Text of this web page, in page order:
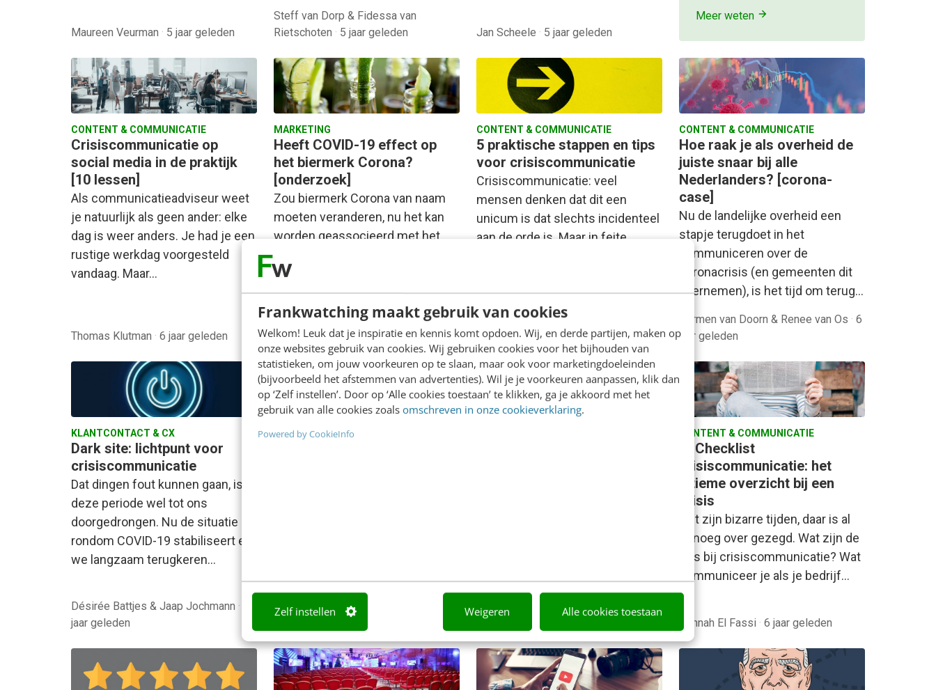
Frankwatching maakt gebruik van cookies
Welkom! Leuk dat je inspiratie en kennis komt opdoen. Wij, en derde partijen, maken op
onze websites gebruik van cookies. Wij gebruiken cookies voor het bijhouden van
statistieken, om jouw voorkeuren op te slaan, maar ook voor marketingdoeleinden
(bijvoorbeeld het afstemmen van advertenties). Wil je je voorkeuren aanpassen, klik dan
op ‘Zelf instellen’. Door op ‘Alle cookies toestaan’ te klikken, ga je akkoord met het
gebruik van alle cookies zoals omschreven in onze cookieverklaring.
Powered by CookieInfo
Zelf instellen Weigeren Alle cookies toestaan
Maureen Veurman · 5 jaar geleden
Steff van Dorp & Fidessa van
Rietschoten · 5 jaar geleden Jan Scheele · 5 jaar geleden
Meer weten
CONTENT & COMMUNICATIE
Crisiscommunicatie op
social media in de praktijk
[10 lessen]
Als communicatieadviseur weet
je natuurlijk als geen ander: elke
dag is weer anders. Je had je een
rustige werkdag voorgesteld
vandaag. Maar…
Thomas Klutman · 6 jaar geleden
MARKETING
Heeft COVID-19 effect op
het biermerk Corona?
[onderzoek]
Zou biermerk Corona van naam
moeten veranderen, nu het kan
worden geassocieerd met het
bezighoudt.…
Jorge Labadie & Ileen Bouw· 6 jaar
geleden
CONTENT & COMMUNICATIE
5 praktische stappen en tips
voor crisiscommunicatie
Crisiscommunicatie: veel
mensen denken dat dit een
unicum is dat slechts incidenteel
aan de orde is. Maar in feite
Max Trienekens & Monique van der
Vorst· 6 jaar geleden
CONTENT & COMMUNICATIE
Hoe raak je als overheid de
juiste snaar bij alle
Nederlanders? [corona-
case]
Nu de landelijke overheid een
stapje terugdoet in het
communiceren over de
coronacrisis (en gemeenten dit
overnemen), is het tijd om terug…
Harmen van Doorn & Renee van Os · 6
jaar geleden
KLANTCONTACT & CX
Dark site: lichtpunt voor
crisiscommunicatie
Dat dingen fout kunnen gaan, is
deze periode wel tot ons
doorgedrongen. Nu de situatie
rondom COVID-19 stabiliseert en
we langzaam terugkeren…
Désirée Battjes & Jaap Jochmann ·
jaar geleden
CONTENT & COMMUNICATIE
hierdoor…
Simone Krouwer
CONTENT & COMMUNICATIE
Checklist
crisiscommunicatie: het
ultieme overzicht bij een
crisis
Het zijn bizarre tijden, daar is al
genoeg over gezegd. Wat zijn de
do’s bij crisiscommunicatie? Wat
communiceer je als je bedrijf…
Hannah El Fassi · 6 jaar geleden